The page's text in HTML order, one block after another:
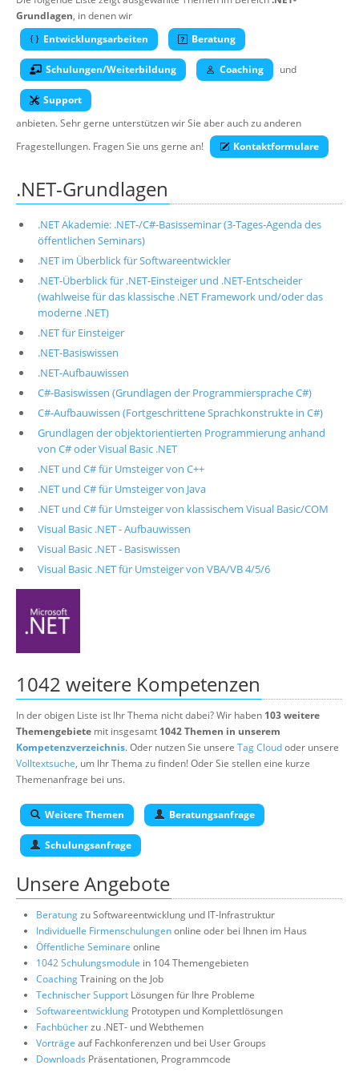
Über uns
Suche
Grundlagen, in denen wir
Entwicklungsarbeiten
Beratung
Schulungen/Weiterbildung Coaching und
Support
anbieten. Sehr gerne unterstützen wir Sie aber auch zu anderen
Fragestellungen. Fragen Sie uns gerne an!
Kontaktformulare
.NET-Grundlagen
.NET Akademie: .NET-/C#-Basisseminar (3-Tages-Agenda des
öffentlichen Seminars)
.NET im Überblick für Softwareentwickler
.NET-Überblick für .NET-Einsteiger und .NET-Entscheider
(wahlweise für das klassische .NET Framework und/oder das
moderne .NET)
.NET für Einsteiger
.NET-Basiswissen
.NET-Aufbauwissen
C#-Basiswissen (Grundlagen der Programmiersprache C#)
C#-Aufbauwissen (Fortgeschrittene Sprachkonstrukte in C#)
Grundlagen der objektorientierten Programmierung anhand
von C# oder Visual Basic .NET
.NET und C# für Umsteiger von C++
.NET und C# für Umsteiger von Java
.NET und C# für Umsteiger von klassischem Visual Basic/COM
Visual Basic .NET - Aufbauwissen
Visual Basic .NET - Basiswissen
Visual Basic .NET für Umsteiger von VBA/VB 4/5/6
1042 weitere Kompetenzen
In der obigen Liste ist Ihr Thema nicht dabei? Wir haben 103 weitere
Themengebiete mit insgesamt 1042 Themen in unserem
Kompetenzverzeichnis. Oder nutzen Sie unsere Tag Cloudoder unsere
Volltextsuche, um Ihr Thema zu finden! Oder Sie stellen eine kurze
Themenanfrage bei uns.
Weitere Themen Beratungsanfrage
Schulungsanfrage
Unsere Angebote
Beratungzu Softwareentwicklung und IT-Infrastruktur
Individuelle Firmenschulungenonline oder bei Ihnen im Haus
Öffentliche Seminare online
1042 Schulungsmodule in 104 Themengebieten
CoachingTraining on the Job
Technischer Support Lösungen für Ihre Probleme
Softwareentwicklung Prototypen und Komplettlösungen
Fachbücherzu .NET- und Webthemen
Vorträge auf Fachkonferenzen und bei User Groups
Downloads Präsentationen, Programmcode